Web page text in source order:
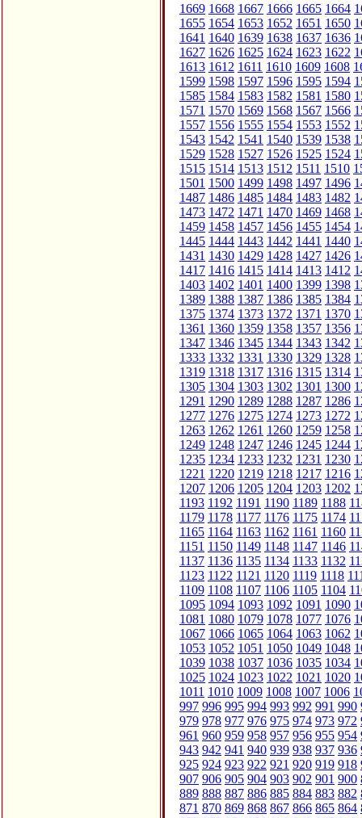
1669 1668 1667 1666 1665 1664
1655 1654 1653 1652 1651 1650
1641 1640 1639 1638 1637 1636
1627 1626 1625 1624 1623 1622
1613 1612 1611 1610 1609 1608
1599 1598 1597 1596 1595 1594
1585 1584 1583 1582 1581 1580
1571 1570 1569 1568 1567 1566
1557 1556 1555 1554 1553 1552
1543 1542 1541 1540 1539 1538
1529 1528 1527 1526 1525 1524
1515 1514 1513 1512 1511 1510
1501 1500 1499 1498 1497 1496
1487 1486 1485 1484 1483 1482
1473 1472 1471 1470 1469 1468
1459 1458 1457 1456 1455 1454
1445 1444 1443 1442 1441 1440
1431 1430 1429 1428 1427 1426
1417 1416 1415 1414 1413 1412
1403 1402 1401 1400 1399 1398
1389 1388 1387 1386 1385 1384
1375 1374 1373 1372 1371 1370
1361 1360 1359 1358 1357 1356
1347 1346 1345 1344 1343 1342
1333 1332 1331 1330 1329 1328
1319 1318 1317 1316 1315 1314
1305 1304 1303 1302 1301 1300
1291 1290 1289 1288 1287 1286
1277 1276 1275 1274 1273 1272
1263 1262 1261 1260 1259 1258
1249 1248 1247 1246 1245 1244
1235 1234 1233 1232 1231 1230
1221 1220 1219 1218 1217 1216
1207 1206 1205 1204 1203 1202
1193 1192 1191 1190 1189 1188
1179 1178 1177 1176 1175 1174
1165 1164 1163 1162 1161 1160
1151 1150 1149 1148 1147 1146
1137 1136 1135 1134 1133 1132
1123 1122 1121 1120 1119 1118
1109 1108 1107 1106 1105 1104
1095 1094 1093 1092 1091 1090
1081 1080 1079 1078 1077 1076
1067 1066 1065 1064 1063 1062
1053 1052 1051 1050 1049 1048
1039 1038 1037 1036 1035 1034
1025 1024 1023 1022 1021 1020
1011 1010 1009 1008 1007 1006
997 996 995 994 993 992 991 990
979 978 977 976 975 974 973 972
961 960 959 958 957 956 955 954
943 942 941 940 939 938 937 936
925 924 923 922 921 920 919 918
907 906 905 904 903 902 901 900
889 888 887 886 885 884 883 882
871 870 869 868 867 866 865 864